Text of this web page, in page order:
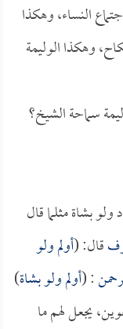
النساء، وهكذا
وهكذا الوليمة
سماحة الشيخ؟
بشاة مثلما قال
قال: (أولم ولو
: (أولم ولو بشاة)
يجعل لهم ما